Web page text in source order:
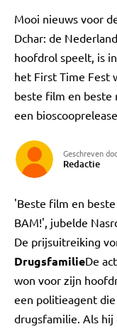
Mooi nieuws voor
Dchar: de
hoofdrol speelt, is
het First Time Fest
beste film en beste
een
Geschreven
Redactie
'Beste film en
BAM!', jubelde
De prijsuitreiking
DrugsfamilieDe
won voor zijn
een politieagent
drugsfamilie. Als hij